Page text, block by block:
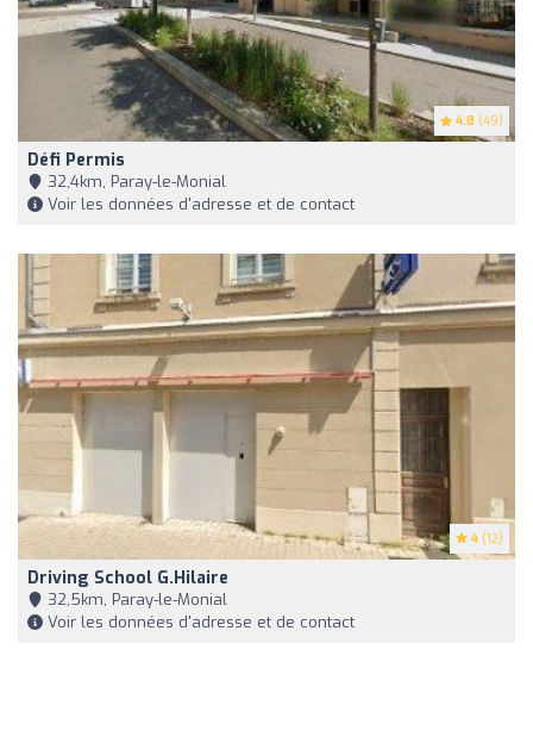
4.8 (49)
Défi Permis
32,4km, Paray-le-Monial
Voir les données d'adresse et de contact
4 (12)
Driving School G.hilaire
32,5km, Paray-le-Monial
Voir les données d'adresse et de contact